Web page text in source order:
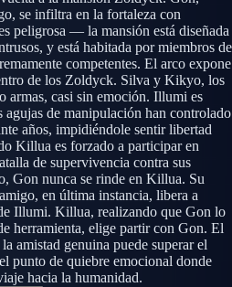
se infiltra en la fortaleza con
peligrosa — la mansión está diseñada
y está habitada por miembros de
competentes. El arco expone
de los Zoldyck. Silva y Kikyo, los
armas, casi sin emoción. Illumi es
de manipulación han controlado
años, impidiéndole sentir libertad
Killua es forzado a participar en
de supervivencia contra sus
Gon nunca se rinde en Killua. Su
en última instancia, libera a
Illumi. Killua, realizando que Gon lo
herramienta, elige partir con Gon. El
amistad genuina puede superar el
punto de quiebre emocional donde
hacia la humanidad.